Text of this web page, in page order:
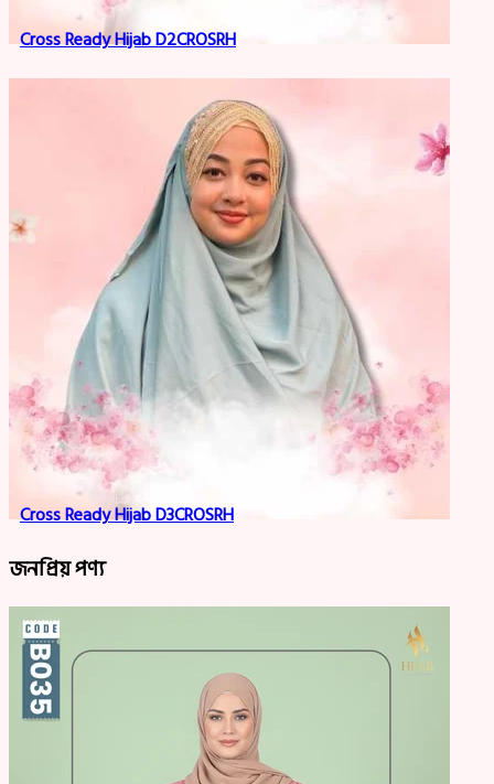
Cross Ready Hijab D2CROSRH
Cross Ready Hijab D3CROSRH
জনপ্রিয় পণ্য